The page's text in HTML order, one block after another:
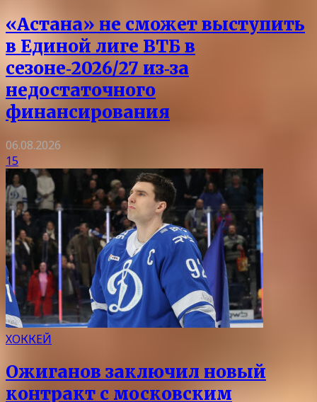
«Астана» не сможет выступить
в Единой лиге ВТБ в
сезоне‑2026/27 из‑за
недостаточного
финансирования
06.08.2026
15
ХОККЕЙ
Ожиганов заключил новый
контракт с московским